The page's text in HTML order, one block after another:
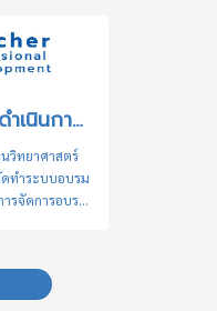
ะดวกให้ท่าน
2 ระบบ ด้วย
ยวกัน สำหรับ
ว หากท่านพบ
ข้าสู่ระบบ
อีเมล
ที่สนใจเข้า
ประกาศ เรื่อง การดำเนินการกรณีการรับจ้างอบรมหรืออบรมแทนกัน ระบบอบรมครูออนไลน์ สสวท.
วิทยาศาสตร์
ดทำระบบอบรม
รจัดการอบรม
ารศึกษาทั้ง
ารจัดการ